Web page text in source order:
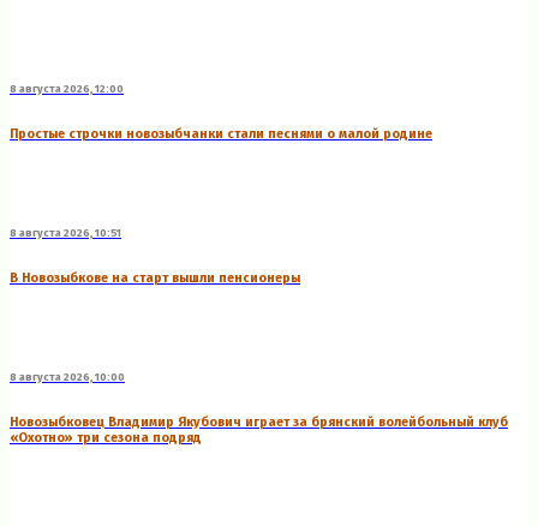
8 августа 2026, 12:00
Простые строчки новозыбчанки стали песнями о малой родине
8 августа 2026, 10:51
В Новозыбкове на старт вышли пенсионеры
8 августа 2026, 10:00
Новозыбковец Владимир Якубович играет за брянский волейбольный клуб
«Охотно» три сезона подряд